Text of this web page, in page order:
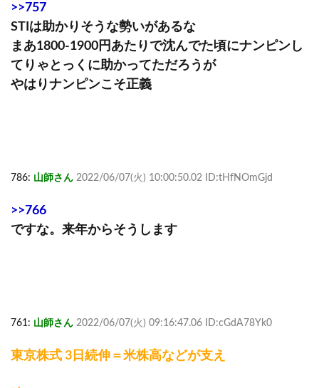
>>757
STIは助かりそうな勢いがあるな
まあ1800-1900円あたりで沈んでた頃にナンピンし
てりゃとっくに助かってただろうが
やはりナンピンこそ正義
786: 山師さん 2022/06/07(火) 10:00:50.02 ID:tHfNOmGjd
>>766
ですな。来年からそうします
761: 山師さん 2022/06/07(火) 09:16:47.06 ID:cGdA78Yk0
東京株式 3日続伸＝米株高などが支え